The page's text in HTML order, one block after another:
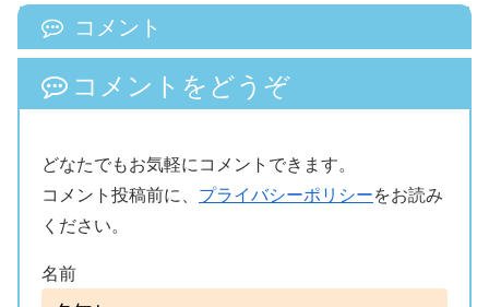
コメント
コメントをどうぞ
どなたでもお気軽にコメントできます。
コメント投稿前に、 プライバシーポリシーをお読み
ください。
名前